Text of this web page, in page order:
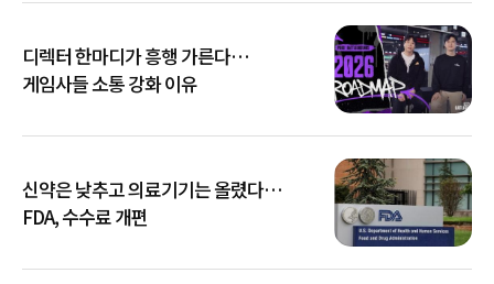
디렉터 한마디가 흥행 가른다…
게임사들 소통 강화 이유
신약은 낮추고 의료기기는 올렸다…
FDA, 수수료 개편